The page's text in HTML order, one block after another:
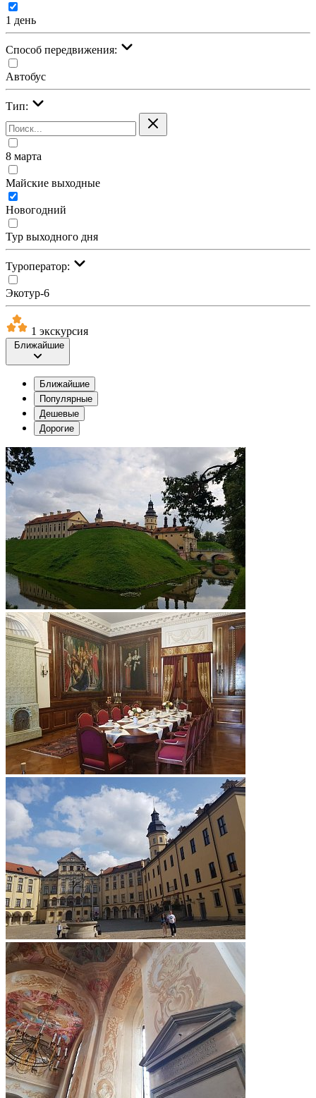
1 день
Cпособ передвижения:
Автобус
Тип:
8 марта
Майские выходные
Новогодний
Тур выходного дня
Туроператор:
Экотур-6
1 экскурсия
Ближайшие
Ближайшие
Популярные
Дешевые
Дорогие